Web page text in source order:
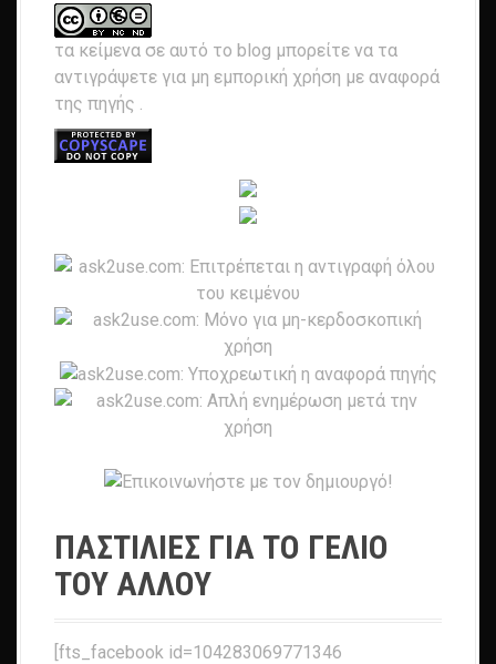
τα κείμενα σε αυτό το blog μπορείτε να τα
αντιγράψετε για μη εμπορική χρήση με αναφορά
της πηγής .
ΠΑΣΤΙΛΙΕΣ ΓΙΑ ΤΟ ΓΕΛΙΟ
ΤΟΥ ΑΛΛΟΥ
[fts_facebook id=104283069771346